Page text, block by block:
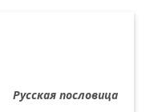
Русская пословица